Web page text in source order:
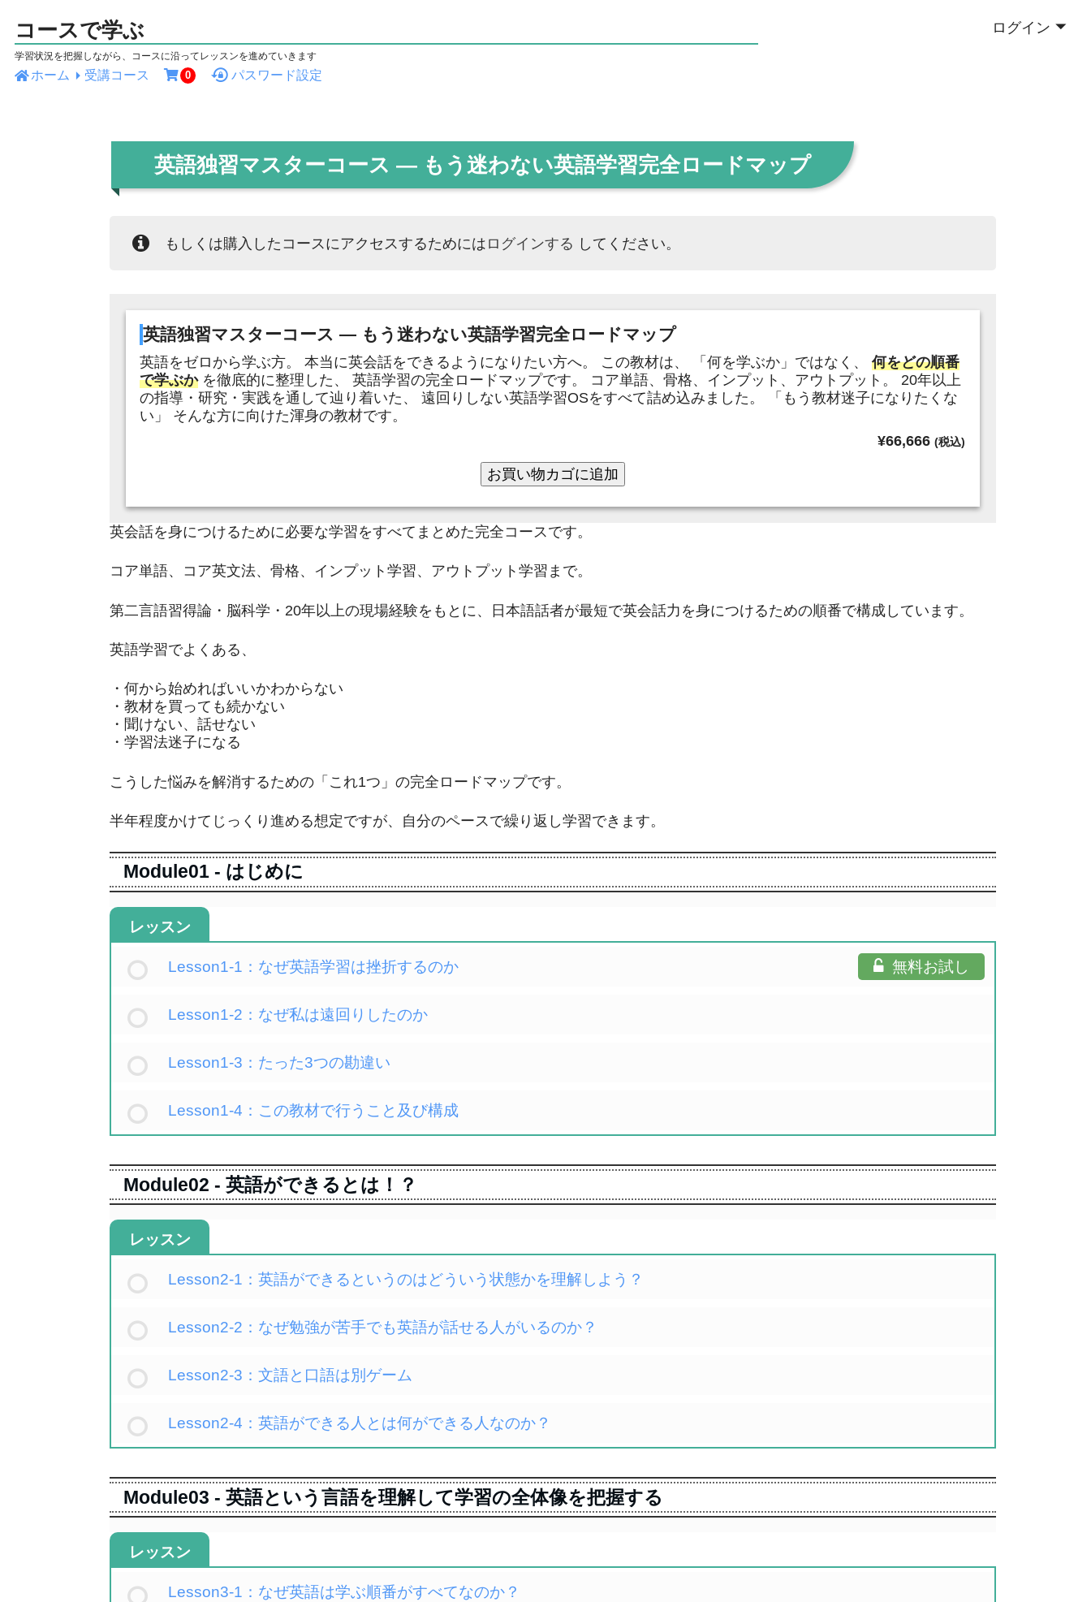
コースで学ぶ
学習状況を把握しながら、コースに沿ってレッスンを進めていきます
ホーム 受講コース 0 パスワード設定
ログイン
英語独習マスターコース ― もう迷わない英語学習完全ロードマップ
もしくは購入したコースにアクセスするためには ログインする してください。
英語独習マスターコース ― もう迷わない英語学習完全ロードマップ
英語をゼロから学ぶ方。 本当に英会話をできるようになりたい方へ。 この教材は、 「何を学ぶか」ではなく、何をどの順番
で学ぶかを徹底的に整理した、 英語学習の完全ロードマップです。 コア単語、骨格、インプット、アウトプット。 20年以上
の指導・研究・実践を通して辿り着いた、 遠回りしない英語学習OSをすべて詰め込みました。 「もう教材迷子になりたくな
い」 そんな方に向けた渾身の教材です。
¥66,666 (税込)
お買い物カゴに追加
英会話を身につけるために必要な学習をすべてまとめた完全コースです。
コア単語、コア英文法、骨格、インプット学習、アウトプット学習まで。
第二言語習得論・脳科学・20年以上の現場経験をもとに、日本語話者が最短で英会話力を身につけるための順番で構成しています。
英語学習でよくある、
・何から始めればいいかわからない
・教材を買っても続かない
・聞けない、話せない
・学習法迷子になる
こうした悩みを解消するための「これ1つ」の完全ロードマップです。
半年程度かけてじっくり進める想定ですが、自分のペースで繰り返し学習できます。
Module01 - はじめに
レッスン
Lesson1-1：なぜ英語学習は挫折するのか 無料お試し
Lesson1-2：なぜ私は遠回りしたのか
Lesson1-3：たった3つの勘違い
Lesson1-4：この教材で行うこと及び構成
Module02 - 英語ができるとは！？
レッスン
Lesson2-1：英語ができるというのはどういう状態かを理解しよう？
Lesson2-2：なぜ勉強が苦手でも英語が話せる人がいるのか？
Lesson2-3：文語と口語は別ゲーム
Lesson2-4：英語ができる人とは何ができる人なのか？
Module03 - 英語という言語を理解して学習の全体像を把握する
レッスン
Lesson3-1：なぜ英語は学ぶ順番がすべてなのか？